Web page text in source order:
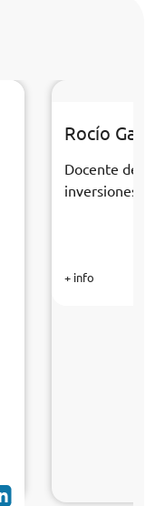
Rocío
Docente de
inversiones y
+ info